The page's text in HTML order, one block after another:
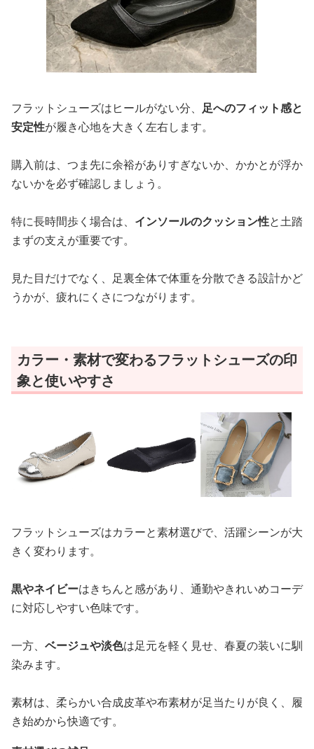
フラットシューズはヒールがない分、 足へのフィット感と
安定性が履き心地を大きく左右します。
購入前は、つま先に余裕がありすぎないか、かかとが浮か
ないかを必ず確認しましょう。
特に長時間歩く場合は、 インソールのクッション性と土踏
まずの支えが重要です。
見た目だけでなく、足裏全体で体重を分散できる設計かど
うかが、疲れにくさにつながります。
カラー・素材で変わるフラットシューズの印
象と使いやすさ
フラットシューズはカラーと素材選びで、活躍シーンが大
きく変わります。
黒やネイビーはきちんと感があり、通勤やきれいめコーデ
に対応しやすい色味です。
一方、 ベージュや淡色は足元を軽く見せ、春夏の装いに馴
染みます。
素材は、柔らかい合成皮革や布素材が足当たりが良く、履
き始めから快適です。